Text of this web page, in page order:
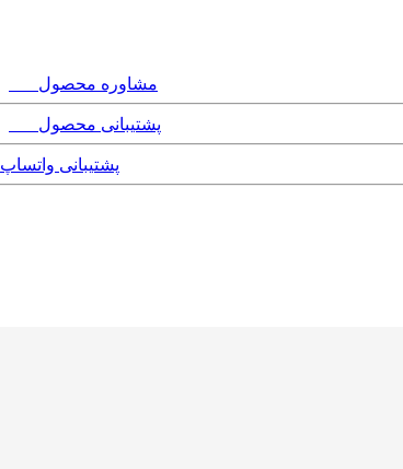
مشاوره محصول
پشتیبانی محصول
پشتیبانی واتساپ